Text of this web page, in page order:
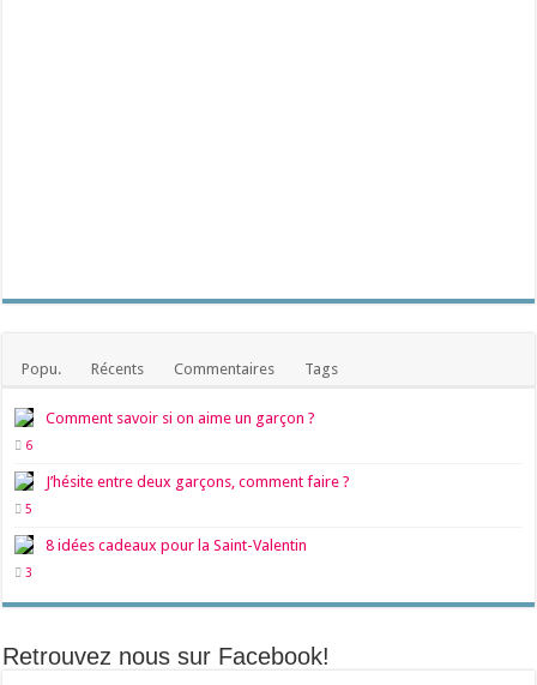
Popu. Récents Commentaires Tags
Comment savoir si on aime un garçon ?
6
J’hésite entre deux garçons, comment faire ?
5
8 idées cadeaux pour la Saint-Valentin
3
Retrouvez nous sur Facebook!